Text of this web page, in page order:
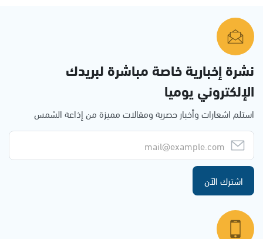
نشرة إخبارية خاصة مباشرة لبريدك
الإلكتروني يوميا
استلم اشعارات وأخبار حصرية ومقالات مميزة من إذاعة الشمس
اشترك الآن